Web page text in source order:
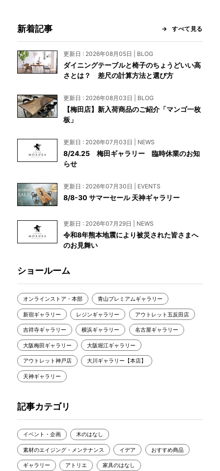
新着記事 すべて見る
更新日 : 2026年08月05日 | BLOG
ダイニングテーブルと椅子のちょうどいい高
さとは？ 差尺の計算方法と選び方
更新日 : 2026年08月03日 | BLOG
【梅田店】新入荷商品のご紹介「マンゴ一枚
板」
更新日 : 2026年07月03日 | NEWS
8/24.25 梅田ギャラリー 臨時休業のお知
らせ
更新日 : 2026年07月30日 | EVENTS
8/8-30 サマーセール 天神ギャラリー
更新日 : 2026年07月29日 | NEWS
令和8年熊本地震により被災された皆さまへ
のお見舞い
ショールーム
オンラインストア・本部 青山プレミアムギャラリー
新宿ギャラリー レジンギャラリー アウトレット五反田店
吉祥寺ギャラリー 横浜ギャラリー 名古屋ギャラリー
大阪梅田ギャラリー 大阪堀江ギャラリー
アウトレット神戸店 大川ギャラリー【本店】
天神ギャラリー
記事カテゴリ
イベント・企画 木のはなし
素材のエイジング・メンテナンス イデア おすすめ商品
ギャラリー アトリエ 家具のはなし